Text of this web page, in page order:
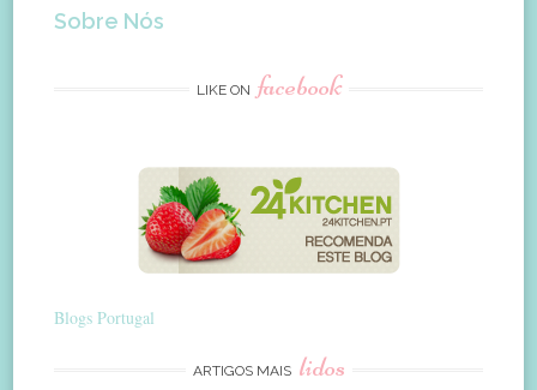
Sobre Nós
LIKE ON facebook
Blogs Portugal
ARTIGOS MAIS lidos